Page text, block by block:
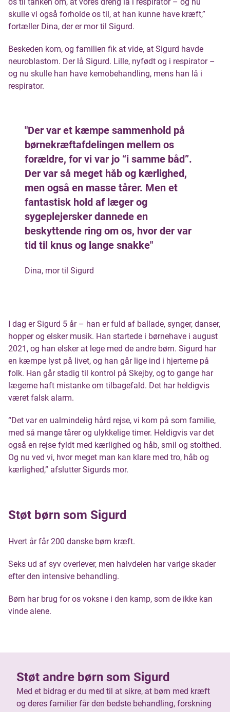
skulle vi også forholde os til, at han kunne have kræft,”
fortæller Dina, der er mor til Sigurd.
Beskeden kom, og familien fik at vide, at Sigurd havde
neuroblastom. Der lå Sigurd. Lille, nyfødt og i respirator –
og nu skulle han have kemobehandling, mens han lå i
respirator.
"Der var et kæmpe sammenhold på
børnekræftafdelingen mellem os
forældre, for vi var jo “i samme båd”.
Der var så meget håb og kærlighed,
men også en masse tårer. Men et
fantastisk hold af læger og
sygeplejersker dannede en
beskyttende ring om os, hvor der var
tid til knus og lange snakke"
Dina, mor til Sigurd
I dag er Sigurd 5 år – han er fuld af ballade, synger, danser,
hopper og elsker musik. Han startede i børnehave i august
2021, og han elsker at lege med de andre børn. Sigurd har
en kæmpe lyst på livet, og han går lige ind i hjerterne på
folk. Han går stadig til kontrol på Skejby, og to gange har
lægerne haft mistanke om tilbagefald. Det har heldigvis
været falsk alarm.
“Det var en ualmindelig hård rejse, vi kom på som familie,
med så mange tårer og ulykkelige timer. Heldigvis var det
også en rejse fyldt med kærlighed og håb, smil og stolthed.
Og nu ved vi, hvor meget man kan klare med tro, håb og
kærlighed,” afslutter Sigurds mor.
Støt børn som Sigurd
Hvert år får 200 danske børn kræft.
Seks ud af syv overlever, men halvdelen har varige skader
efter den intensive behandling.
Børn har brug for os voksne i den kamp, som de ikke kan
vinde alene.
Støt andre børn som Sigurd
Med et bidrag er du med til at sikre, at børn med kræft
og deres familier får den bedste behandling, forskning